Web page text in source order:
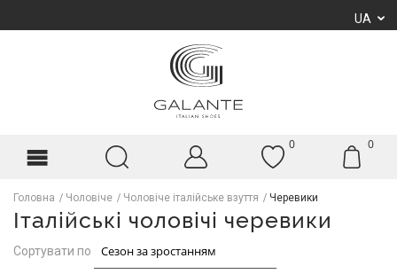
UA
0 0
Головна Чоловіче Чоловіче італійське взуття Черевики
Італійські чоловічі черевики
Сортувати по